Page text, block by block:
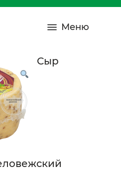
Меню
Сыр